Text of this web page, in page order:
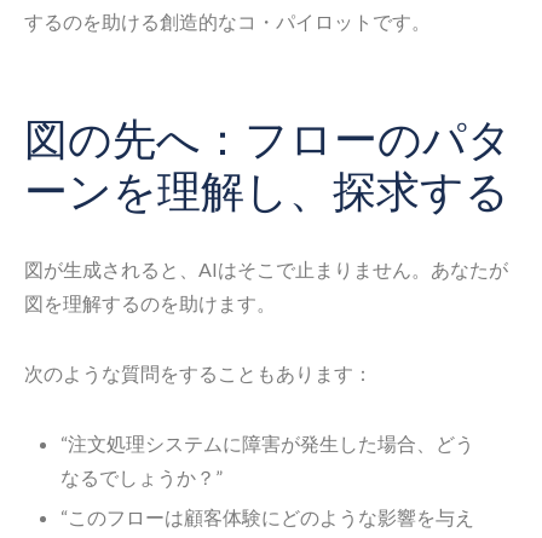
するのを助ける創造的なコ・パイロットです。
図の先へ：フローのパタ
ーンを理解し、探求する
図が生成されると、AIはそこで止まりません。あなたが
図を理解するのを助けます。
次のような質問をすることもあります：
“注文処理システムに障害が発生した場合、どう
なるでしょうか？”
“このフローは顧客体験にどのような影響を与え